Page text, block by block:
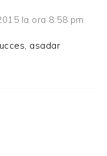
la ora 8:58 pm
asadar